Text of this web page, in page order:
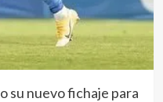
su nuevo fichaje para